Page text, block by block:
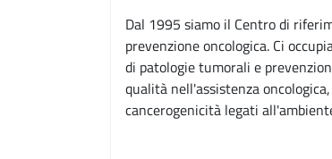
Dal 1995 siamo il Centro di
prevenzione oncologica. Ci
di patologie tumorali e
qualità nell'assistenza
cancerogenicità legati